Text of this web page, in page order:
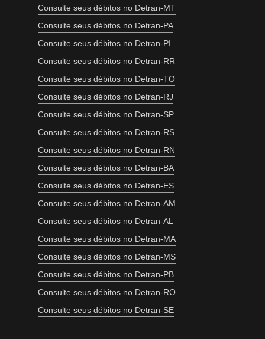
Consulte seus débitos no Detran-MT
Consulte seus débitos no Detran-PA
Consulte seus débitos no Detran-PI
Consulte seus débitos no Detran-RR
Consulte seus débitos no Detran-TO
Consulte seus débitos no Detran-RJ
Consulte seus débitos no Detran-SP
Consulte seus débitos no Detran-RS
Consulte seus débitos no Detran-RN
Consulte seus débitos no Detran-BA
Consulte seus débitos no Detran-ES
Consulte seus débitos no Detran-AM
Consulte seus débitos no Detran-AL
Consulte seus débitos no Detran-MA
Consulte seus débitos no Detran-MS
Consulte seus débitos no Detran-PB
Consulte seus débitos no Detran-RO
Consulte seus débitos no Detran-SE